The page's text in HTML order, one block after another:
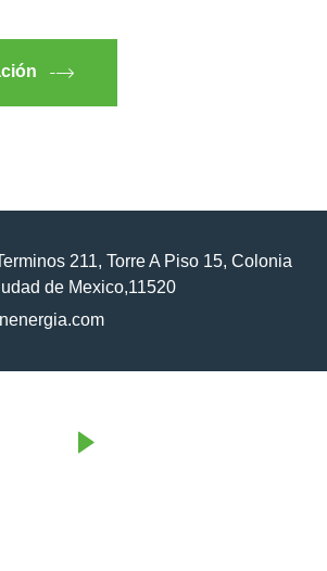
211, Torre A Piso 15, Colonia
de Mexico,11520